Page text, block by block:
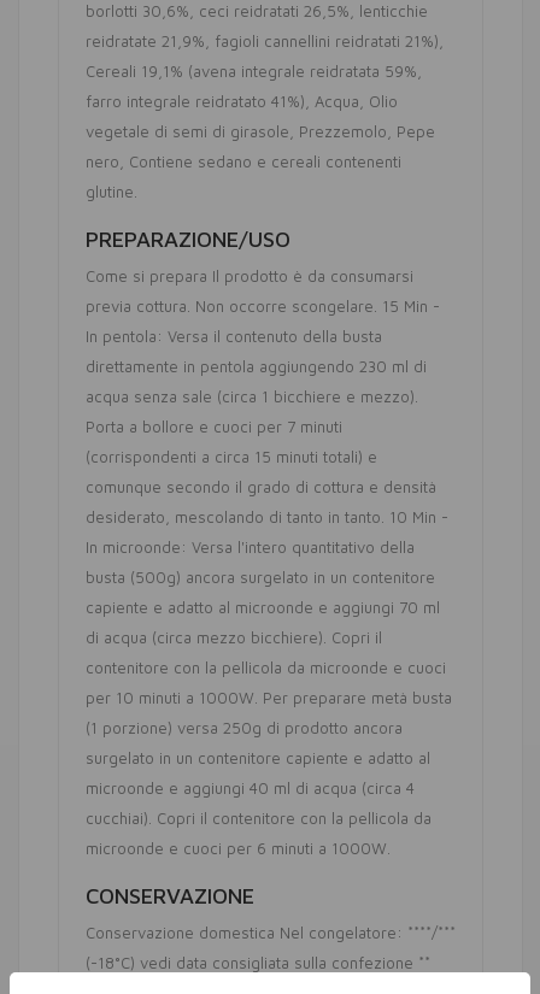
borlotti 30,6%, ceci reidratati 26,5%, lenticchie
reidratate 21,9%, fagioli cannellini reidratati 21%)
Cereali 19,1% (avena integrale reidratata 59%,
farro integrale reidratato 41%)
Acqua
Olio
vegetale di semi di girasole
Prezzemolo
Pepe
nero
Contiene sedano e cereali contenenti
glutine
PREPARAZIONE/USO
Come si prepara Il prodotto è da consumarsi
previa cottura. Non occorre scongelare. 15 Min -
In pentola: Versa il contenuto della busta
direttamente in pentola aggiungendo 230 ml di
acqua senza sale (circa 1 bicchiere e mezzo).
Porta a bollore e cuoci per 7 minuti
(corrispondenti a circa 15 minuti totali) e
comunque secondo il grado di cottura e densità
desiderato, mescolando di tanto in tanto. 10 Min -
In microonde: Versa l'intero quantitativo della
busta (500g) ancora surgelato in un contenitore
capiente e adatto al microonde e aggiungi 70 ml
di acqua (circa mezzo bicchiere). Copri il
contenitore con la pellicola da microonde e cuoci
per 10 minuti a 1000W. Per preparare metà busta
(1 porzione) versa 250g di prodotto ancora
surgelato in un contenitore capiente e adatto al
microonde e aggiungi 40 ml di acqua (circa 4
cucchiai). Copri il contenitore con la pellicola da
microonde e cuoci per 6 minuti a 1000W.
CONSERVAZIONE
Conservazione domestica Nel congelatore: ****/***
(-18°C) vedi data consigliata sulla confezione **